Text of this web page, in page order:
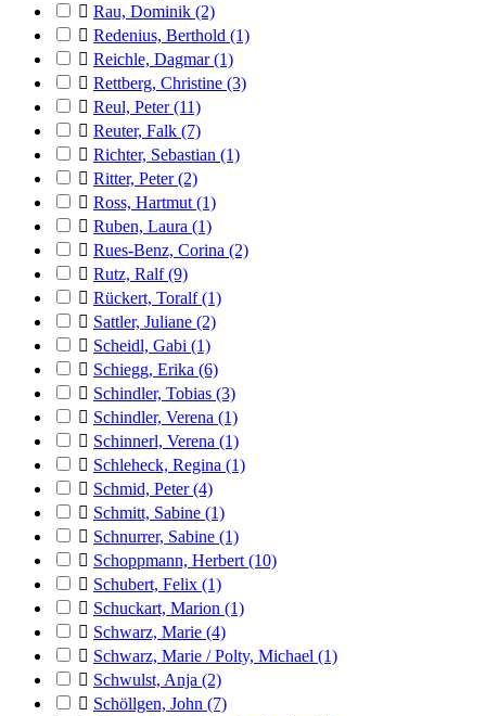
 Rau, Dominik (2)
 Redenius, Berthold (1)
 Reichle, Dagmar(1)
 Rettberg, Christine (3)
 Reul, Peter(11)
 Reuter, Falk (7)
 Richter, Sebastian (1)
 Ritter, Peter(2)
 Ross, Hartmut (1)
 Ruben, Laura (1)
 Rues-Benz, Corina (2)
 Rutz, Ralf(9)
 Rückert, Toralf(1)
 Sattler, Juliane (2)
 Scheidl, Gabi (1)
 Schiegg, Erika (6)
 Schindler, Tobias (3)
 Schindler, Verena (1)
 Schinnerl, Verena (1)
 Schleheck, Regina (1)
 Schmid, Peter(4)
 Schmitt, Sabine (1)
 Schnurrer, Sabine (1)
 Schoppmann, Herbert (10)
 Schubert, Felix (1)
 Schuckart, Marion (1)
 Schwarz, Marie (4)
 Schwarz, Marie / Polty, Michael (1)
 Schwulst, Anja (2)
 Schöllgen, John (7)